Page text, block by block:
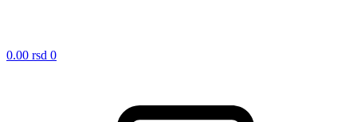
0.00 rsd 0